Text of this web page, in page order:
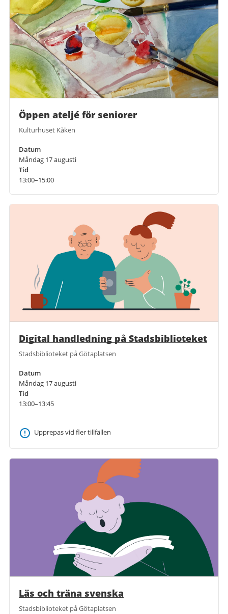
Öppen ateljé för seniorer
Kulturhuset Kåken
Datum
Måndag 17 augusti
Tid
13:00–15:00
Digital handledning på Stadsbiblioteket
Stadsbiblioteket på Götaplatsen
Datum
Måndag 17 augusti
Tid
13:00–13:45
Upprepas vid fler tillfällen
Läs och träna svenska
Stadsbiblioteket på Götaplatsen